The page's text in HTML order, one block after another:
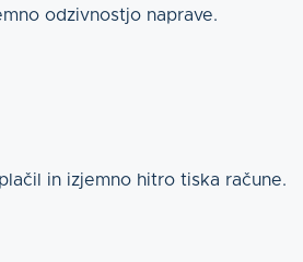
odzivnostjo naprave.
in izjemno hitro tiska račune.